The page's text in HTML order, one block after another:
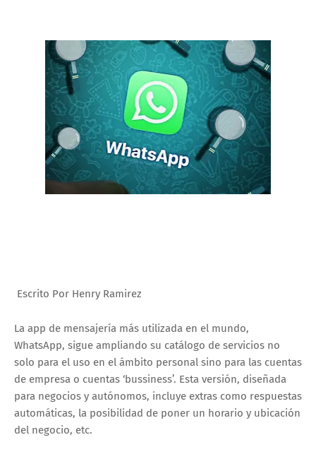
Escrito Por Henry Ramirez
La app de mensajería más utilizada en el mundo,
WhatsApp, sigue ampliando su catálogo de servicios no
solo para el uso en el ámbito personal sino para las cuentas
de empresa o cuentas ‘bussiness’. Esta versión, diseñada
para negocios y autónomos, incluye extras como respuestas
automáticas, la posibilidad de poner un horario y ubicación
del negocio, etc.